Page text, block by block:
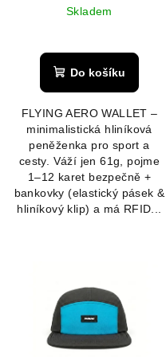
Skladem
Do košíku
FLYING AERO WALLET –
minimalistická hliníková
peněženka pro sport a
cesty. Váží jen 61g, pojme
1–12 karet bezpečně +
bankovky (elastický pásek &
hliníkový klip) a má RFID...